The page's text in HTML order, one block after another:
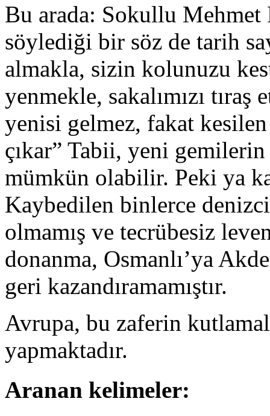
Bu arada: Sokullu Mehmet
söylediği bir söz de tarih
almakla, sizin kolunuzu
yenmekle, sakalımızı
yenisi gelmez, fakat
çıkar” Tabii, yeni
mümkün olabilir. Peki ya
Kaybedilen binlerce
olmamış ve tecrübesiz
donanma, Osmanlı’ya
geri kazandıramamıştır.
Avrupa, bu zaferin
yapmaktadır.
Aranan kelimeler: